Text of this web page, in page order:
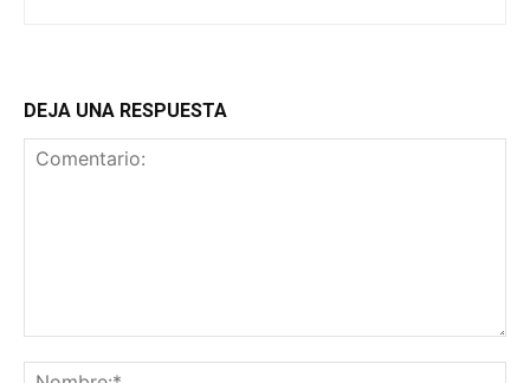
DEJA UNA RESPUESTA